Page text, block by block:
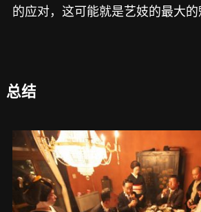
的应对，这可能就是艺妓的最大的
总结